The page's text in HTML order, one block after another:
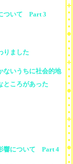
ついて Part 3
りました
ないうちに社会的地
ところがあった
響について Part 4